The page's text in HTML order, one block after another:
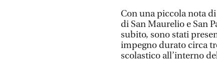
Con una piccola nota
di San Maurelio e San
subito, sono stati
impegno durato circa
scolastico all’interno